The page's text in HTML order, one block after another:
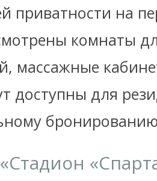
приватности на
комнаты
массажные
доступны для